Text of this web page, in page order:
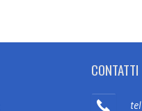
CONTATTI
tel